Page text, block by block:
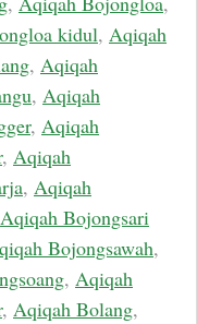
kidul, Aqiqah
, Aqiqah
, Aqiqah
, Aqiqah
, Aqiqah
, Aqiqah
Aqiqah Bojongsari
Bojongsawah,
, Aqiqah
, Aqiqah Bolang,